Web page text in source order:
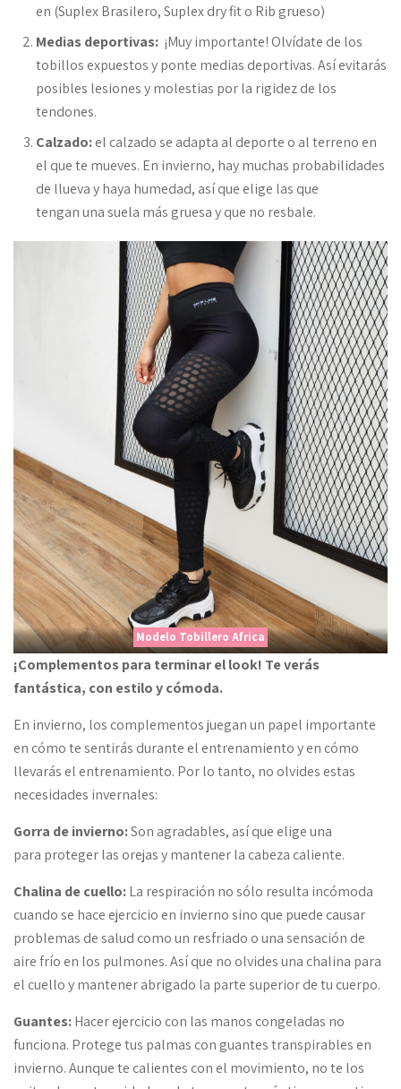
en (Suplex Brasilero, Suplex dry fit o Rib grueso)
Medias deportivas: ¡Muy importante! Olvídate de los
tobillos expuestos y ponte medias deportivas. Así evitarás
posibles lesiones y molestias por la rigidez de los
tendones.
Calzado:el calzado se adapta al deporte o al terreno en
el que te mueves. En invierno, hay muchas probabilidades
de llueva y haya humedad, así que elige las que
tengan una suela más gruesa y que no resbale.
Modelo Tobillero Africa
¡Complementos para terminar el look! Te verás
fantástica, con estilo y cómoda.
En invierno, los complementos juegan un papel importante
en cómo te sentirás durante el entrenamiento y en cómo
llevarás el entrenamiento. Por lo tanto, no olvides estas
necesidades invernales:
Gorra de invierno:Son agradables, así que elige una
para proteger las orejas y mantener la cabeza caliente.
Chalina de cuello:La respiración no sólo resulta incómoda
cuando se hace ejercicio en invierno sino que puede causar
problemas de salud como un resfriado o una sensación de
aire frío en los pulmones. Así que no olvides una chalina para
el cuello y mantener abrigado la parte superior de tu cuerpo.
Guantes:Hacer ejercicio con las manos congeladas no
funciona. Protege tus palmas con guantes transpirables en
invierno. Aunque te calientes con el movimiento, no te los